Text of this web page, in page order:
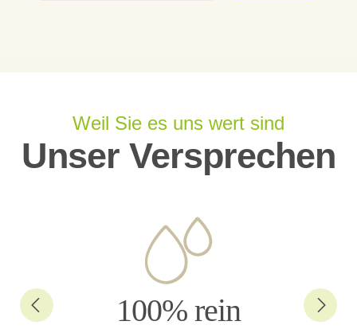
Weil Sie es uns wert sind
Unser Versprechen
100% rein